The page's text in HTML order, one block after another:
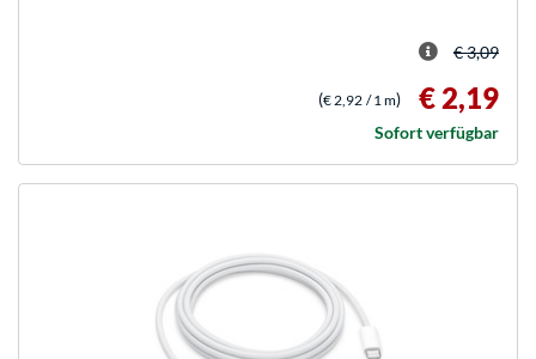
€ 3,09
(€ 2,92 / 1 m) € 2,19
Sofort verfügbar